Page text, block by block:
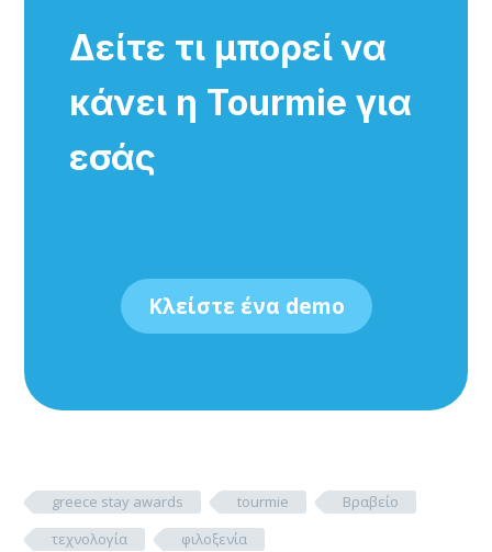
Δείτε τι μπορεί να
κάνει η Tourmie για
εσάς
Κλείστε ένα demo
greece stay awards tourmie
Βραβείο
τεχνολογία
φιλοξενία